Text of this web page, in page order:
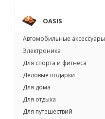
OASIS
Автомобильные аксессуары
Электроника
Для спорта и фитнеса
Деловые подарки
Для дома
Для отдыха
Для путешествий